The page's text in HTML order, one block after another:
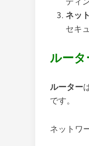
ネッ
セキ
ルー
ルーター
です。
ネットワ